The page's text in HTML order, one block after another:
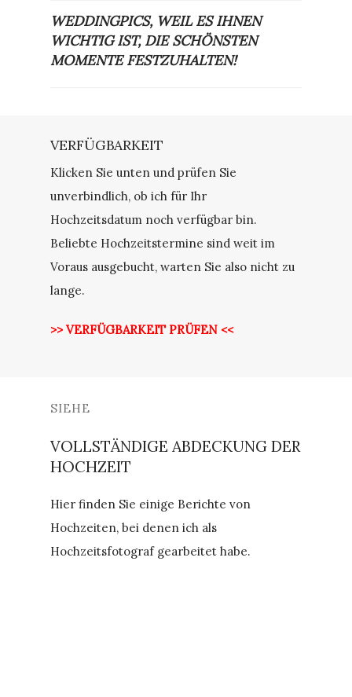
WEDDINGPICS, WEIL ES IHNEN
WICHTIG IST, DIE SCHÖNSTEN
MOMENTE FESTZUHALTEN!
VERFÜGBARKEIT
Klicken Sie unten und prüfen Sie
unverbindlich, ob ich für Ihr
Hochzeitsdatum noch verfügbar bin.
Beliebte Hochzeitstermine sind weit im
Voraus ausgebucht, warten Sie also nicht zu
lange.
>> VERFÜGBARKEIT PRÜFEN <<
SIEHE
VOLLSTÄNDIGE ABDECKUNG DER
HOCHZEIT
Hier finden Sie einige Berichte von
Hochzeiten, bei denen ich als
Hochzeitsfotograf gearbeitet habe.